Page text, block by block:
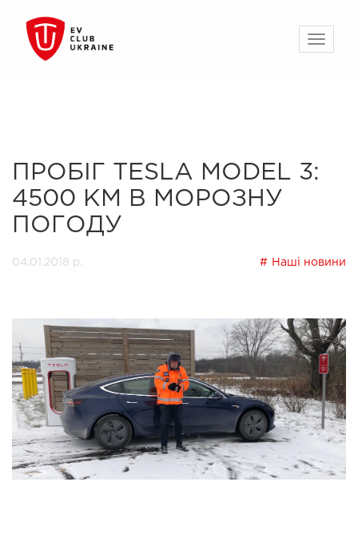
ПРОБІГ TESLA MODEL 3:
4500 КМ В МОРОЗНУ
ПОГОДУ
04.01.2018 р. Наші новини